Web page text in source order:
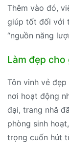
Thêm vào đó,
giúp tốt đối với
“nguồn năng
Làm đẹp
Tôn vinh vẻ
nơi hoạt động
đại, trang nhã
phòng sinh
trọng cuốn hút